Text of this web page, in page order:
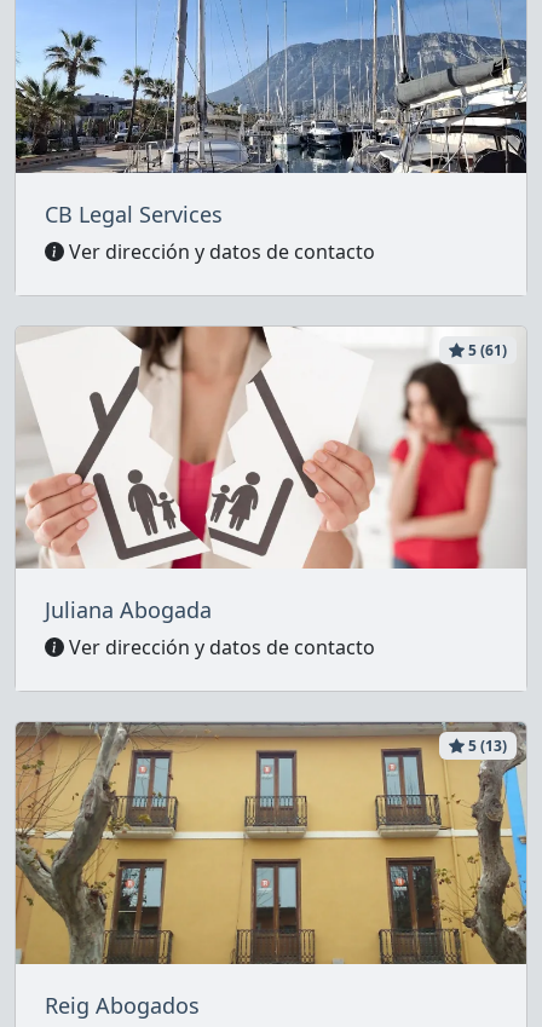
CB Legal Services
Ver dirección y datos de contacto
5 (61)
Juliana Abogada
Ver dirección y datos de contacto
5 (13)
Reig Abogados